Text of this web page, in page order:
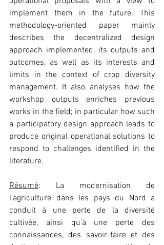
implement them in the future. This
methodology-oriented paper mainly
describes the decentralized design
approach implemented, its outputs and
outcomes, as well as its interests and
limits in the context of crop diversity
management. It also analyses how the
workshop outputs enriches previous
works in the field; in particular how such
a participatory design approach leads to
produce original operational solutions to
respond to challenges identified in the
literature.
Résumé: La modernisation de
l'agriculture dans les pays du Nord a
conduit à une perte de la diversité
cultivée, ainsi qu'à une perte des
connaissances, des savoir-faire et des